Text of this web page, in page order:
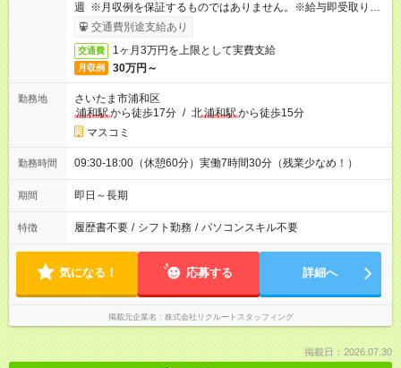
週 ※月収例を保証するものではありません。※給与即受取りサ
ービス利用可（利用条件有）
交通費別途支給あり
交通費 1ヶ月3万円を上限として実費支給
月収例 30万円～
勤務地
さいたま市浦和区
浦和駅から徒歩17分 / 北浦和駅から徒歩15分
マスコミ
勤務時間 09:30-18:00（休憩60分）実働7時間30分（残業少なめ！）
期間 即日～長期
特徴 履歴書不要 / シフト勤務 / パソコンスキル不要
気になる！ 応募する 詳細へ
掲載元企業名 株式会社リクルートスタッフィング
掲載日：2026.07.30